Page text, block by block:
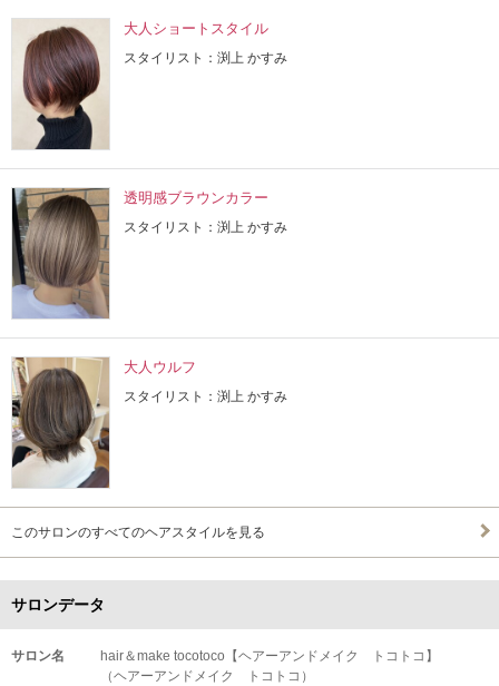
大人ショートスタイル
スタイリスト：渕上 かすみ
透明感ブラウンカラー
スタイリスト：渕上 かすみ
大人ウルフ
スタイリスト：渕上 かすみ
このサロンのすべてのヘアスタイルを見る
サロンデータ
サロン名
hair＆make tocotoco【ヘアーアンドメイク トコトコ】
（ヘアーアンドメイク トコトコ）